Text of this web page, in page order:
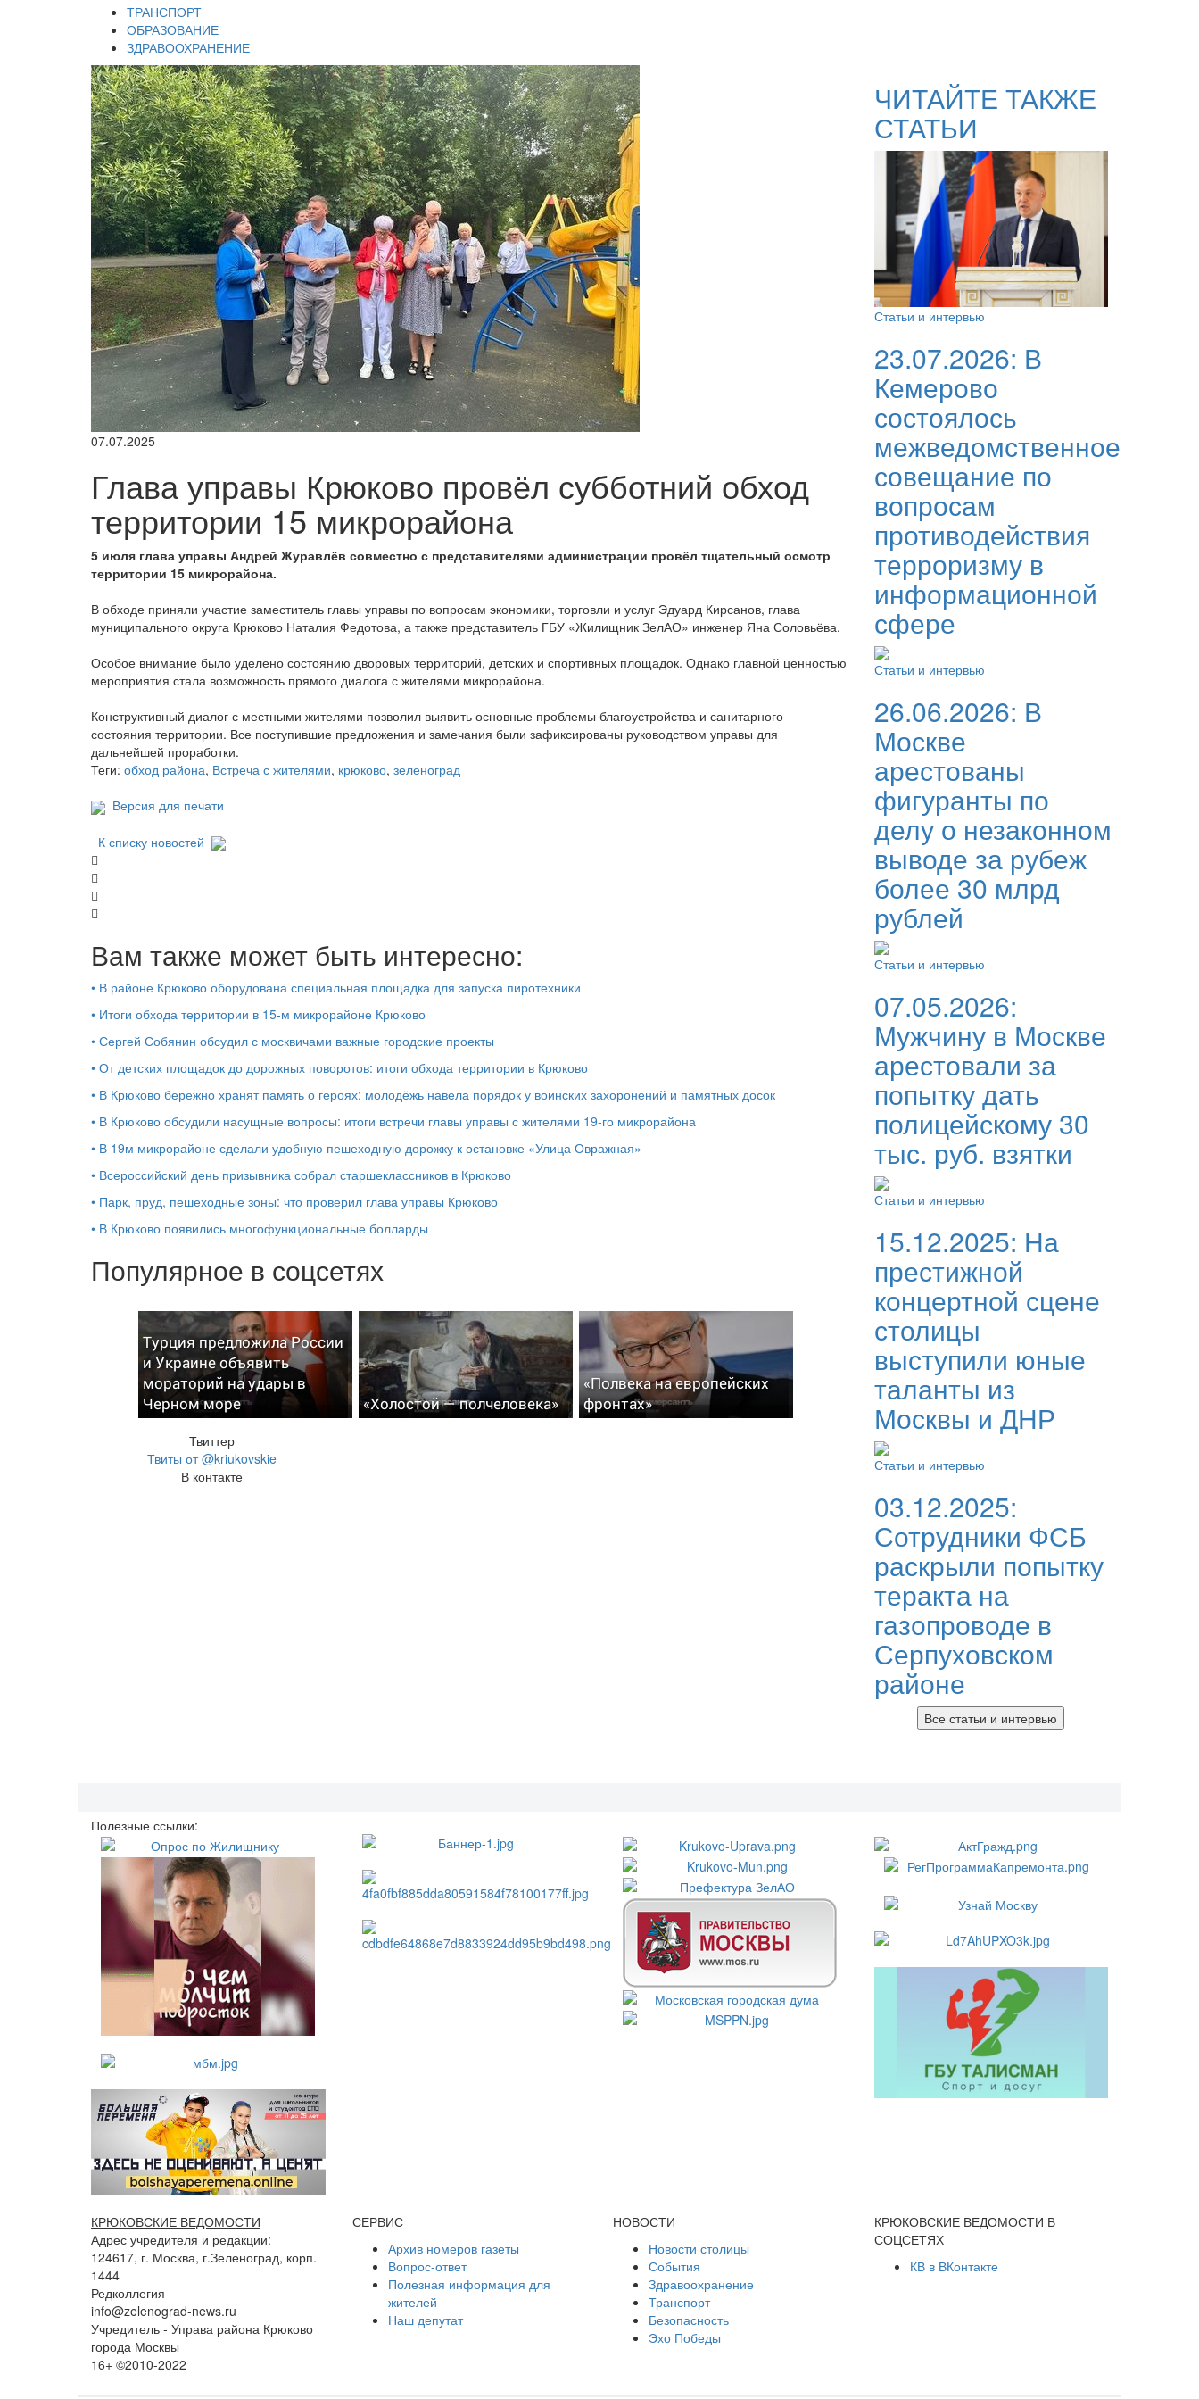
ТРАНСПОРТ
ОБРАЗОВАНИЕ
ЗДРАВООХРАНЕНИЕ
07.07.2025
Глава управы Крюково провёл субботний обход
территории 15 микрорайона
5 июля глава управы Андрей Журавлёв совместно с представителями администрации провёл тщательный осмотр
территории 15 микрорайона.
В обходе приняли участие заместитель главы управы по вопросам экономики, торговли и услуг Эдуард Кирсанов, глава
муниципального округа Крюково Наталия Федотова, а также представитель ГБУ «Жилищник ЗелАО» инженер Яна Соловьёва.
Особое внимание было уделено состоянию дворовых территорий, детских и спортивных площадок. Однако главной ценностью
мероприятия стала возможность прямого диалога с жителями микрорайона.
Конструктивный диалог с местными жителями позволил выявить основные проблемы благоустройства и санитарного
состояния территории. Все поступившие предложения и замечания были зафиксированы руководством управы для
дальнейшей проработки.
Теги: обход района, Встреча с жителями, крюково, зеленоград
Версия для печати
К списку новостей
Вам также может быть интересно:
• В районе Крюково оборудована специальная площадка для запуска пиротехники
• Итоги обхода территории в 15‑м микрорайоне Крюково
• Сергей Собянин обсудил с москвичами важные городские проекты
• От детских площадок до дорожных поворотов: итоги обхода территории в Крюково
• В Крюково бережно хранят память о героях: молодёжь навела порядок у воинских захоронений и памятных досок
• В Крюково обсудили насущные вопросы: итоги встречи главы управы с жителями 19‑го микрорайона
• В 19м микрорайоне сделали удобную пешеходную дорожку к остановке «Улица Овражная»
• Всероссийский день призывника собрал старшеклассников в Крюково
• Парк, пруд, пешеходные зоны: что проверил глава управы Крюково
• В Крюково появились многофункциональные болларды
Популярное в соцсетях
Турция предложила России
и Украине объявить
мораторий на удары в
Черном море
«Холостой — полчеловека»
«Полвека на европейских
фронтах»
Твиттер
Твиты от @kriukovskie
В контакте
ЧИТАЙТЕ ТАКЖЕ
СТАТЬИ
Статьи и интервью
23.07.2026: В
Кемерово
состоялось
межведомственное
совещание по
вопросам
противодействия
терроризму в
информационной
сфере
Статьи и интервью
26.06.2026: В
Москве
арестованы
фигуранты по
делу о незаконном
выводе за рубеж
более 30 млрд
рублей
Статьи и интервью
07.05.2026:
Мужчину в Москве
арестовали за
попытку дать
полицейскому 30
тыс. руб. взятки
Статьи и интервью
15.12.2025: На
престижной
концертной сцене
столицы
выступили юные
таланты из
Москвы и ДНР
Статьи и интервью
03.12.2025:
Сотрудники ФСБ
раскрыли попытку
теракта на
газопроводе в
Серпуховском
районе
Все статьи и интервью
Полезные ссылки:
КРЮКОВСКИЕ ВЕДОМОСТИ
Адрес учредителя и редакции:
124617, г. Москва, г.Зеленоград, корп.
1444
Редколлегия
info@zelenograd-news.ru
Учредитель - Управа района Крюково
города Москвы
16+ ©2010-2022
СЕРВИС
Архив номеров газеты
Вопрос-ответ
Полезная информация для
жителей
Наш депутат
НОВОСТИ
Новости столицы
События
Здравоохранение
Транспорт
Безопасность
Эхо Победы
КРЮКОВСКИЕ ВЕДОМОСТИ В
СОЦСЕТЯХ
КВ в ВКонтакте